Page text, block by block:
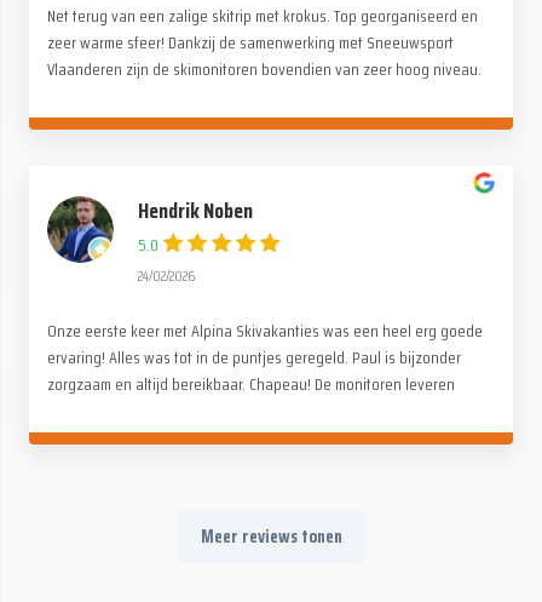
Net terug van een zalige skitrip met krokus. Top georganiseerd en
zeer warme sfeer! Dankzij de samenwerking met Sneeuwsport
Vlaanderen zijn de skimonitoren bovendien van zeer hoog niveau.
Hendrik Noben
5.0
24/02/2026
Onze eerste keer met Alpina Skivakanties was een heel erg goede
ervaring! Alles was tot in de puntjes geregeld. Paul is bijzonder
zorgzaam en altijd bereikbaar. Chapeau! De monitoren leveren
naast de piste (avondactiviteiten). Geen kopzorgen, alleen maar
Meer reviews tonen